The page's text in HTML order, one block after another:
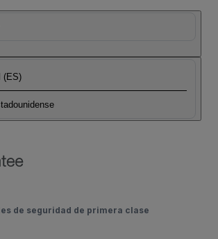
(ES)
de seguridad de primera clase